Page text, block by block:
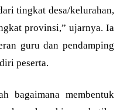
tingkat desa/kelurahan,
provinsi,” ujarnya. Ia
guru dan pendamping
peserta.
bagaimana membentuk